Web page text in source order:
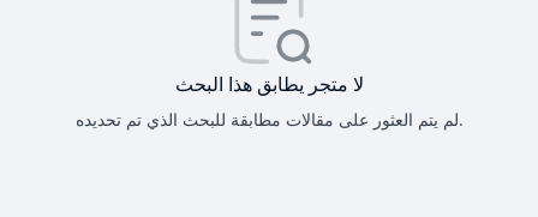
لا متجر يطابق هذا البحث
لم يتم العثور على مقالات مطابقة للبحث الذي تم تحديده.